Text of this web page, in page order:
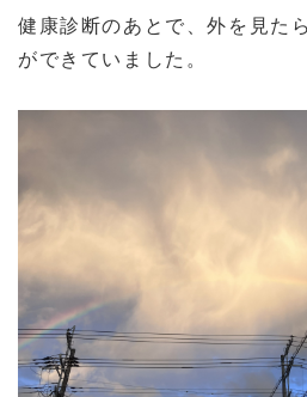
健康診断のあとで、外を見た
ができていました。